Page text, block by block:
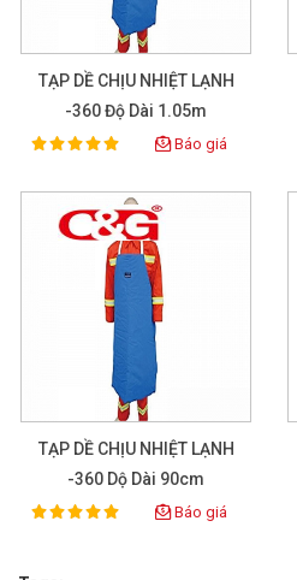
TẠP DỀ CHỊU NHIỆT LẠNH
-360 Độ Dài 1.05m
Rating:
100% Báo giá
TẠP DỀ CHỊU NHIỆT LẠNH
-360 Dộ Dài 90cm
Rating:
100% Báo giá